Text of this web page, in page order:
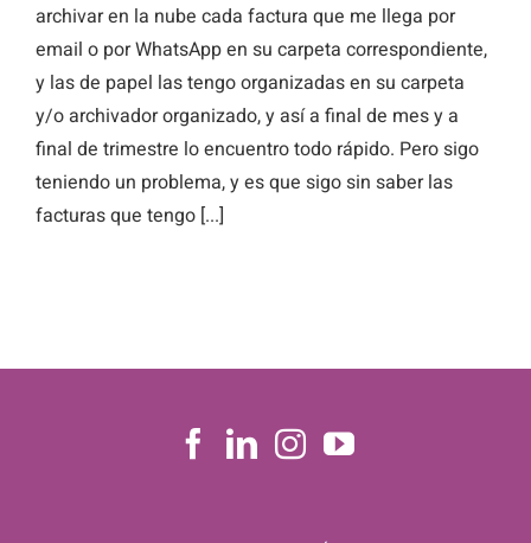
archivar en la nube cada factura que me llega por
email o por WhatsApp en su carpeta correspondiente,
y las de papel las tengo organizadas en su carpeta
y/o archivador organizado, y así a final de mes y a
final de trimestre lo encuentro todo rápido. Pero sigo
teniendo un problema, y es que sigo sin saber las
facturas que tengo [...]